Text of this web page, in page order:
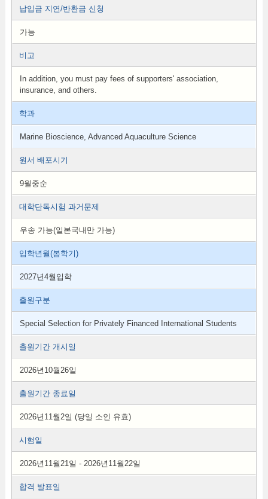
납입금 지연/반환금 신청
가능
비고
In addition, you must pay fees of supporters' association,
insurance, and others.
학과
Marine Bioscience, Advanced Aquaculture Science
원서 배포시기
9월중순
대학단독시험 과거문제
우송 가능(일본국내만 가능)
입학년월(봄학기)
2027년4월입학
출원구분
Special Selection for Privately Financed International Students
출원기간 개시일
2026년10월26일
출원기간 종료일
2026년11월2일 (당일 소인 유효)
시험일
2026년11월21일 - 2026년11월22일
합격 발표일